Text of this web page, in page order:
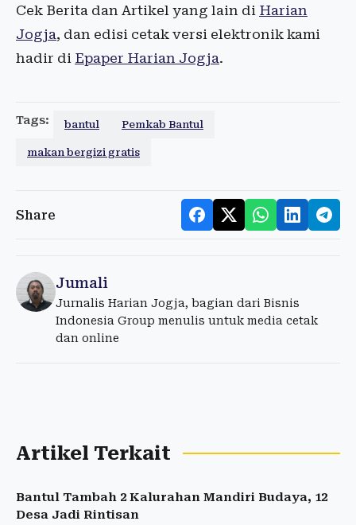
Cek Berita dan Artikel yang lain di Harian
Jogja, dan edisi cetak versi elektronik kami
hadir di Epaper Harian Jogja.
Tags: bantul Pemkab Bantul
makan bergizi gratis
Share
Jumali
Jurnalis Harian Jogja, bagian dari Bisnis
Indonesia Group menulis untuk media cetak
dan online
Artikel Terkait
Bantul Tambah 2 Kalurahan Mandiri Budaya, 12
Desa Jadi Rintisan